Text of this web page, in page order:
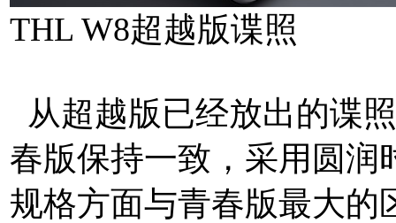
THL W8超越版谍照
从超越版已经放出的谍
春版保持一致，采用圆润
规格方面与青春版最大的